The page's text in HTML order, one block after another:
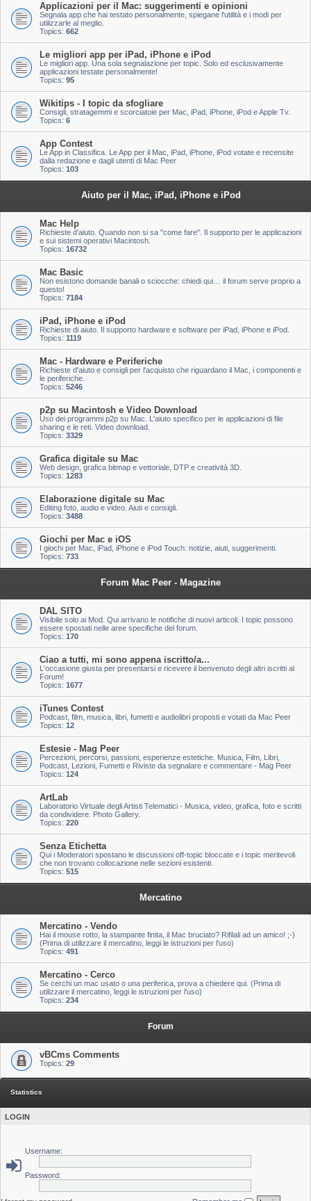
Applicazioni per il Mac: suggerimenti e opinioni
Segnala app che hai testato personalmente, spiegane l'utilità e i modi per
utilizzarle al meglio.
Topics: 662
Le migliori app per iPad, iPhone e iPod
Le migliori app. Una sola segnalazione per topic. Solo ed esclusivamente
applicazioni testate personalmente!
Topics: 95
Wikitips - I topic da sfogliare
Consigli, stratagemmi e scorciatoie per Mac, iPad, iPhone, iPod e Apple Tv.
Topics: 6
App Contest
Le App in Classifica. Le App per il Mac, iPad, iPhone, iPod votate e recensite
dalla redazione e dagli utenti di Mac Peer
Topics: 103
Aiuto per il Mac, iPad, iPhone e iPod
Mac Help
Richieste d'aiuto. Quando non si sa "come fare". Il supporto per le applicazioni
e sui sistemi operativi Macintosh.
Topics: 16732
Mac Basic
Non esistono domande banali o sciocche: chiedi qui… il forum serve proprio a
questo!
Topics: 7184
iPad, iPhone e iPod
Richieste di aiuto. Il supporto hardware e software per iPad, iPhone e iPod.
Topics: 1119
Mac - Hardware e Periferiche
Richieste d'aiuto e consigli per l'acquisto che riguardano il Mac, i componenti e
le periferiche.
Topics: 5246
p2p su Macintosh e Video Download
Uso dei programmi p2p su Mac. L'aiuto specifico per le applicazioni di file
sharing e le reti. Video download.
Topics: 3329
Grafica digitale su Mac
Web design, grafica bitmap e vettoriale, DTP e creatività 3D.
Topics: 1283
Elaborazione digitale su Mac
Editing foto, audio e video. Aiuti e consigli.
Topics: 3488
Giochi per Mac e iOS
I giochi per Mac, iPad, iPhone e iPod Touch: notizie, aiuti, suggerimenti.
Topics: 733
Forum Mac Peer - Magazine
DAL SITO
Visibile solo ai Mod. Qui arrivano le notifiche di nuovi articoli. I topic possono
essere spostati nelle aree specifiche del forum.
Topics: 170
Ciao a tutti, mi sono appena iscritto/a...
L'occasione giusta per presentarsi e ricevere il benvenuto degli altri iscritti al
Forum!
Topics: 1677
iTunes Contest
Podcast, film, musica, libri, fumetti e audiolibri proposti e votati da Mac Peer
Topics: 12
Estesie - Mag Peer
Percezioni, percorsi, passioni, esperienze estetiche. Musica, Film, Libri,
Podcast, Lezioni, Fumetti e Riviste da segnalare e commentare - Mag Peer
Topics: 124
ArtLab
Laboratorio Virtuale degli Artisti Telematici - Musica, video, grafica, foto e scritti
da condividere. Photo Gallery.
Topics: 220
Senza Etichetta
Qui i Moderatori spostano le discussioni off-topic bloccate e i topic meritevoli
che non trovano collocazione nelle sezioni esistenti.
Topics: 515
Mercatino
Mercatino - Vendo
Hai il mouse rotto, la stampante finita, il Mac bruciato? Rifilali ad un amico! ;-)
(Prima di utilizzare il mercatino, leggi le istruzioni per l'uso)
Topics: 491
Mercatino - Cerco
Se cerchi un mac usato o una periferica, prova a chiedere qui. (Prima di
utilizzare il mercatino, leggi le istruzioni per l'uso)
Topics: 234
Forum
vBCms Comments
Topics: 29
Statistics
LOGIN
Username:
Password: